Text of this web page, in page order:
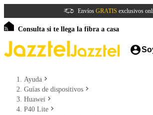
Envíos GRATIS exclusivos
Consulta si te llega la fibra a casa
Ayuda
Guías de dispositivos
Huawei
P40 Lite